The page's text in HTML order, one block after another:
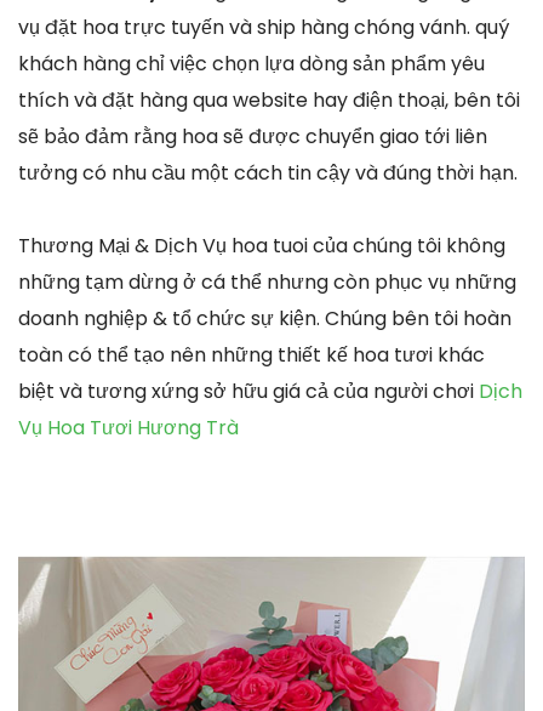
vụ đặt hoa trực tuyến và ship hàng chóng vánh. quý
khách hàng chỉ việc chọn lựa dòng sản phẩm yêu
thích và đặt hàng qua website hay điện thoại, bên tôi
sẽ bảo đảm rằng hoa sẽ được chuyển giao tới liên
tưởng có nhu cầu một cách tin cậy và đúng thời hạn.
Thương Mại & Dịch Vụ hoa tuoi của chúng tôi không
những tạm dừng ở cá thể nhưng còn phục vụ những
doanh nghiệp & tổ chức sự kiện. Chúng bên tôi hoàn
toàn có thể tạo nên những thiết kế hoa tươi khác
biệt và tương xứng sở hữu giá cả của người chơi Dịch
Vụ Hoa Tươi Hương Trà